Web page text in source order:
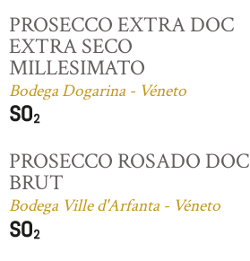
PROSECCO EXTRA DOC
EXTRA SECO
MILLESIMATO
Bodega Dogarina - Véneto
PROSECCO ROSADO DOC
BRUT
Bodega Ville d'Arfanta - Véneto